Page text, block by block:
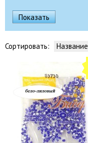
Сортировать: Название